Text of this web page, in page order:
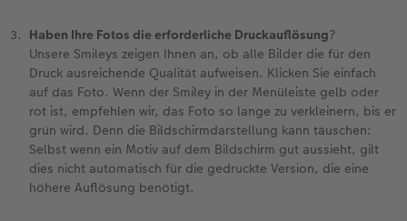
Erste Schritte
Fotobuch erstellen
Neuheiten
CEWE myPhotos
Neuheiten
Extras
Fotos digitalisieren
Neuheiten
Extras
Mehrteilige Sofortfotos
Retro Minis
CEWE Geschenkgutschein
Neuheiten
CEWE myPhotos
CEWE myPhotos
Neuheiten
Neuheiten
Extras
Fotowettbewerbe
CEWE Magazin
Neuheiten
Haben Ihre Fotos die erforderliche Druckauflösung?
Unsere Smileys zeigen Ihnen an, ob alle Bilder die für den
Druck ausreichende Qualität aufweisen. Klicken Sie einfach
auf das Foto. Wenn der Smiley in der Menüleiste gelb oder
rot ist, empfehlen wir, das Foto so lange zu verkleinern, bis er
grün wird. Denn die Bildschirmdarstellung kann täuschen:
Selbst wenn ein Motiv auf dem Bildschirm gut aussieht, gilt
dies nicht automatisch für die gedruckte Version, die eine
höhere Auflösung benötigt.